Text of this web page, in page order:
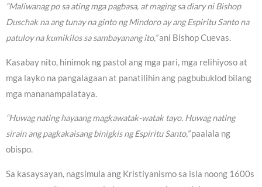
“Maliwanag po sa ating mga pagbasa, at maging sa diary ni Bishop
Duschak na ang tunay na ginto ng Mindoro ay ang Espiritu Santo na
patuloy na kumikilos sa sambayanang ito,”ani Bishop Cuevas.
Kasabay nito, hinimok ng pastol ang mga pari, mga relihiyoso at
mga layko na pangalagaan at panatilihin ang pagbubuklod bilang
mga mananampalataya.
“Huwag nating hayaang magkawatak-watak tayo. Huwag nating
sirain ang pagkakaisang binigkis ng Espiritu Santo,”paalala ng
obispo.
Sa kasaysayan, nagsimula ang Kristiyanismo sa isla noong 1600s